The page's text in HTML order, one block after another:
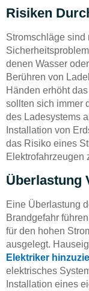
Risiken
Stromschläge
denen Wasser
Berühren von
Händen erhöht
sollten sich immer
des Ladesystems
Installation von
das Risiko eines
Elektrofahrzeugen
Überlastung
Eine Überlastung
Brandgefahr
für den hohen
ausgelegt.
Elektriker
elektrisches
Installation eines